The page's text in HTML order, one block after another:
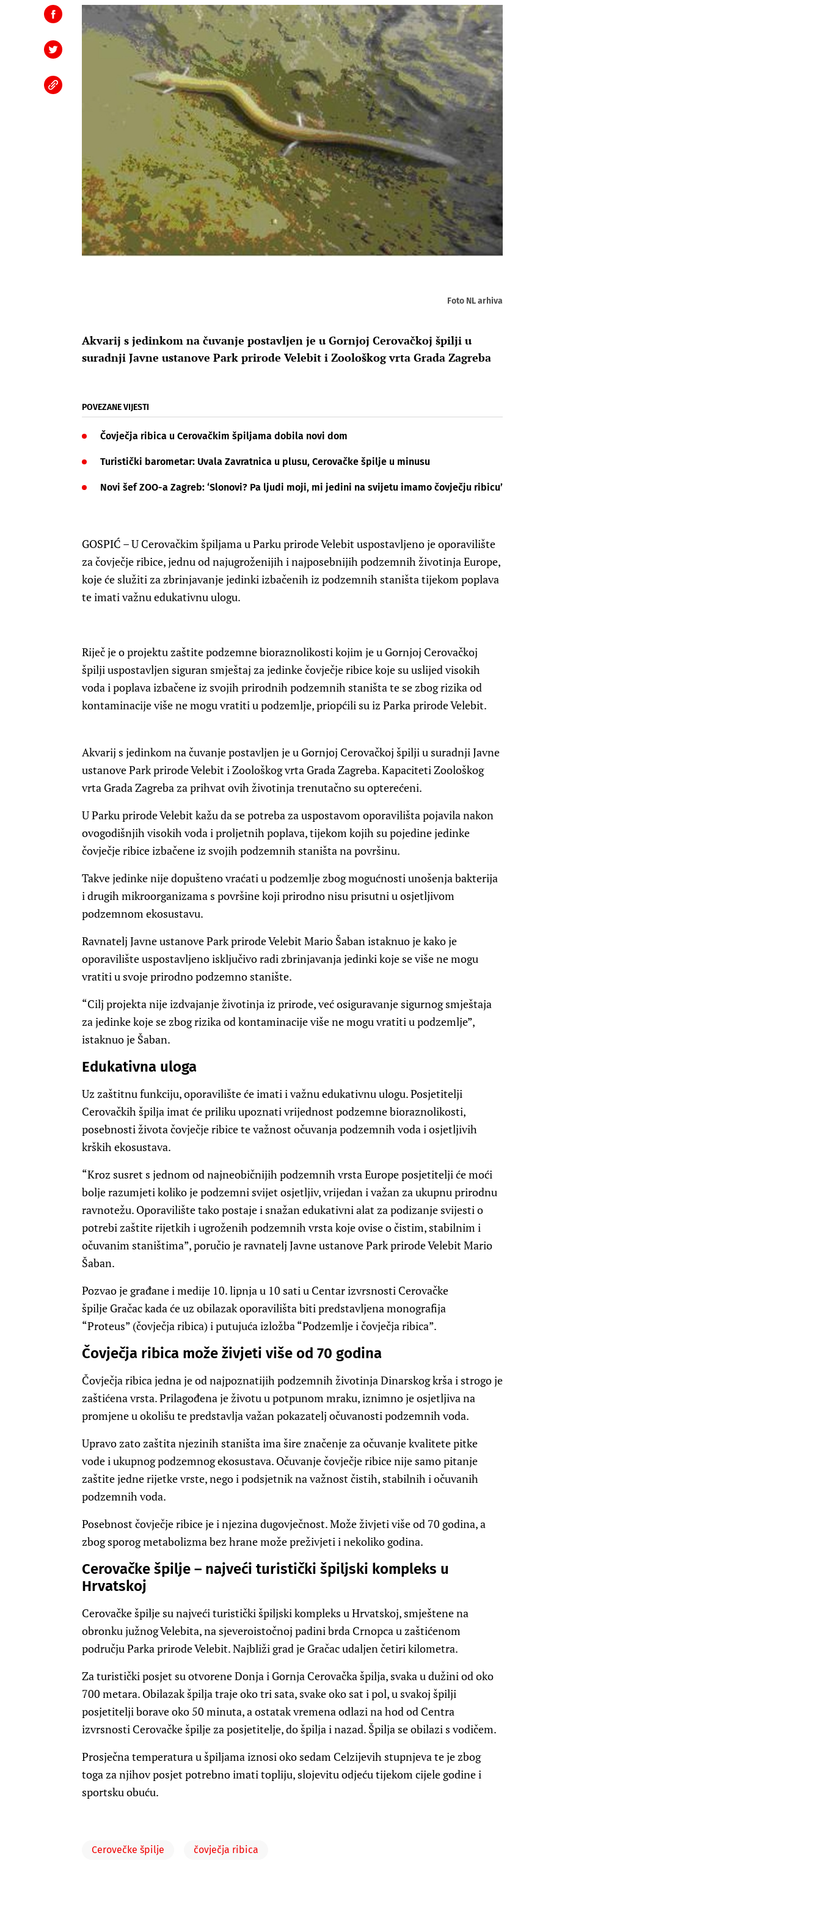
Foto NL arhiva
Akvarij s jedinkom na čuvanje postavljen je u Gornjoj Cerovačkoj špilji u
suradnji Javne ustanove Park prirode Velebit i Zoološkog vrta Grada Zagreba
POVEZANE VIJESTI
Čovječja ribica u Cerovačkim špiljama dobila novi dom
Turistički barometar: Uvala Zavratnica u plusu, Cerovačke špilje u minusu
Novi šef ZOO-a Zagreb: ‘Slonovi? Pa ljudi moji, mi jedini na svijetu imamo čovječju ribicu’
GOSPIĆ – U Cerovačkim špiljama u Parku prirode Velebit uspostavljeno je oporavilište
za čovječje ribice, jednu od najugroženijih i najposebnijih podzemnih životinja Europe,
koje će služiti za zbrinjavanje jedinki izbačenih iz podzemnih staništa tijekom poplava
te imati važnu edukativnu ulogu.
Riječ je o projektu zaštite podzemne bioraznolikosti kojim je u Gornjoj Cerovačkoj
špilji uspostavljen siguran smještaj za jedinke čovječje ribice koje su uslijed visokih
voda i poplava izbačene iz svojih prirodnih podzemnih staništa te se zbog rizika od
kontaminacije više ne mogu vratiti u podzemlje, priopćili su iz Parka prirode Velebit.
Akvarij s jedinkom na čuvanje postavljen je u Gornjoj Cerovačkoj špilji u suradnji Javne
ustanove Park prirode Velebit i Zoološkog vrta Grada Zagreba. Kapaciteti Zoološkog
vrta Grada Zagreba za prihvat ovih životinja trenutačno su opterećeni.
U Parku prirode Velebit kažu da se potreba za uspostavom oporavilišta pojavila nakon
ovogodišnjih visokih voda i proljetnih poplava, tijekom kojih su pojedine jedinke
čovječje ribice izbačene iz svojih podzemnih staništa na površinu.
Takve jedinke nije dopušteno vraćati u podzemlje zbog mogućnosti unošenja bakterija
i drugih mikroorganizama s površine koji prirodno nisu prisutni u osjetljivom
podzemnom ekosustavu.
Ravnatelj Javne ustanove Park prirode Velebit Mario Šaban istaknuo je kako je
oporavilište uspostavljeno isključivo radi zbrinjavanja jedinki koje se više ne mogu
vratiti u svoje prirodno podzemno stanište.
“Cilj projekta nije izdvajanje životinja iz prirode, već osiguravanje sigurnog smještaja
za jedinke koje se zbog rizika od kontaminacije više ne mogu vratiti u podzemlje”,
istaknuo je Šaban.
Edukativna uloga
Uz zaštitnu funkciju, oporavilište će imati i važnu edukativnu ulogu. Posjetitelji
Cerovačkih špilja imat će priliku upoznati vrijednost podzemne bioraznolikosti,
posebnosti života čovječje ribice te važnost očuvanja podzemnih voda i osjetljivih
krških ekosustava.
“Kroz susret s jednom od najneobičnijih podzemnih vrsta Europe posjetitelji će moći
bolje razumjeti koliko je podzemni svijet osjetljiv, vrijedan i važan za ukupnu prirodnu
ravnotežu. Oporavilište tako postaje i snažan edukativni alat za podizanje svijesti o
potrebi zaštite rijetkih i ugroženih podzemnih vrsta koje ovise o čistim, stabilnim i
očuvanim staništima”, poručio je ravnatelj Javne ustanove Park prirode Velebit Mario
Šaban.
Pozvao je građane i medije 10. lipnja u 10 sati u Centar izvrsnosti Cerovačke
špilje Gračac kada će uz obilazak oporavilišta biti predstavljena monografija
“Proteus” (čovječja ribica) i putujuća izložba “Podzemlje i čovječja ribica”.
Čovječja ribica može živjeti više od 70 godina
Čovječja ribica jedna je od najpoznatijih podzemnih životinja Dinarskog krša i strogo je
zaštićena vrsta. Prilagođena je životu u potpunom mraku, iznimno je osjetljiva na
promjene u okolišu te predstavlja važan pokazatelj očuvanosti podzemnih voda.
Upravo zato zaštita njezinih staništa ima šire značenje za očuvanje kvalitete pitke
vode i ukupnog podzemnog ekosustava. Očuvanje čovječje ribice nije samo pitanje
zaštite jedne rijetke vrste, nego i podsjetnik na važnost čistih, stabilnih i očuvanih
podzemnih voda.
Posebnost čovječje ribice je i njezina dugovječnost. Može živjeti više od 70 godina, a
zbog sporog metabolizma bez hrane može preživjeti i nekoliko godina.
Cerovačke špilje – najveći turistički špiljski kompleks u
Hrvatskoj
Cerovačke špilje su najveći turistički špiljski kompleks u Hrvatskoj, smještene na
obronku južnog Velebita, na sjeveroistočnoj padini brda Crnopca u zaštićenom
području Parka prirode Velebit. Najbliži grad je Gračac udaljen četiri kilometra.
Za turistički posjet su otvorene Donja i Gornja Cerovačka špilja, svaka u dužini od oko
700 metara. Obilazak špilja traje oko tri sata, svake oko sat i pol, u svakoj špilji
posjetitelji borave oko 50 minuta, a ostatak vremena odlazi na hod od Centra
izvrsnosti Cerovačke špilje za posjetitelje, do špilja i nazad. Špilja se obilazi s vodičem.
Prosječna temperatura u špiljama iznosi oko sedam Celzijevih stupnjeva te je zbog
toga za njihov posjet potrebno imati topliju, slojevitu odjeću tijekom cijele godine i
sportsku obuću.
Cerovečke špilje čovječja ribica